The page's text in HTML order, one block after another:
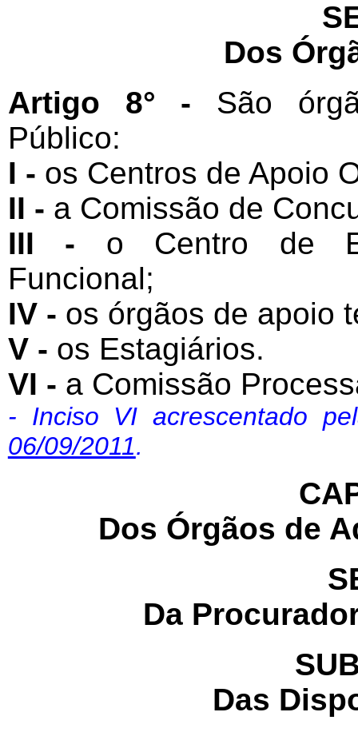
Dos
Artigo 8° - São
Público:
I - os Centros de Apoio
II - a Comissão de
III - o Centro de
Funcional;
IV - os órgãos de apoio
V - os Estagiários.
VI - a Comissão
- Inciso VI acrescentado
06/09/2011.
Dos Órgãos de
Da
Das